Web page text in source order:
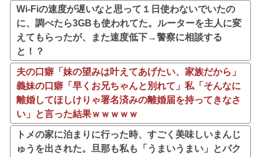
Wi-Fiの速度が遅いなと思って１日使わないでいたの
に、調べたら3GBも使われてた。ルーターを主人に変
えてもらったが、また速度低下→警察に相談する
と！？
夫の口癖「妹の望みは叶えてあげたい、家族だから」
義妹の口癖「早くお兄ちゃんと別れて」私「そんなに
離婚してほしけりゃ署名済みの離婚届を持ってきなさ
い」と言った結果ｗｗｗｗｗ
トメの家に泊まりに行った時、すごく美味しいまんじ
ゅうを出された。旦那も私も「うまいうまい」とパク